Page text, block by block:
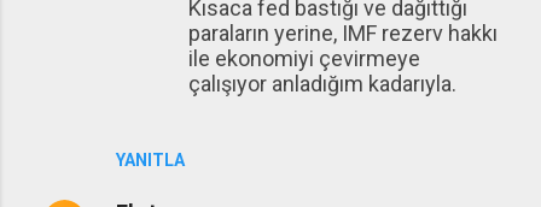
YANITLA
Kısaca fed bastığı ve dağıttığı
paraların yerine, IMF rezerv hakkı
ile ekonomiyi çevirmeye
çalışıyor anladığım kadarıyla.